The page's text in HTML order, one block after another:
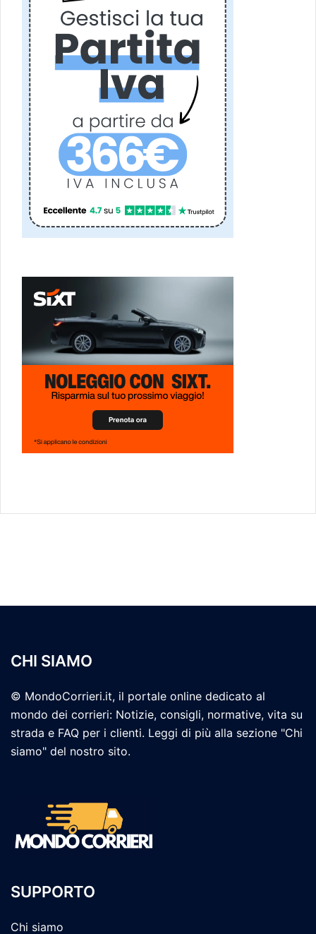
CHI SIAMO
© MondoCorrieri.it, il portale online dedicato al
mondo dei corrieri: Notizie, consigli, normative, vita su
strada e FAQ per i clienti. Leggi di più alla sezione "Chi
siamo" del nostro sito.
SUPPORTO
Chi siamo